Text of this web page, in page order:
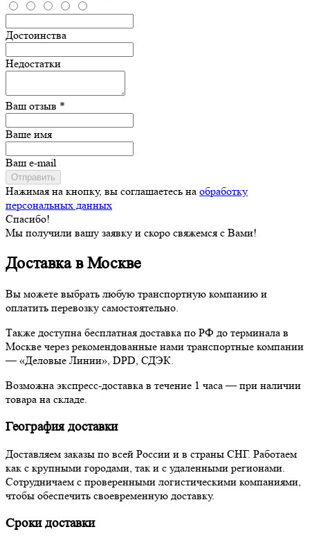
Достоинства
Недостатки
Ваш отзыв *
Ваше имя
Ваш e-mail
Отправить
Нажимая на кнопку, вы соглашаетесь на обработку
персональных данных
Спасибо!
Мы получили вашу заявку и скоро свяжемся с Вами!
Доставка в Москве
Вы можете выбрать любую транспортную компанию и
оплатить перевозку самостоятельно.
Также доступна бесплатная доставка по РФ до терминала в
Москве через рекомендованные нами транспортные компании
— «Деловые Линии», DPD, СДЭК.
Возможна экспресс-доставка в течение 1 часа — при наличии
товара на складе.
География доставки
Доставляем заказы по всей России и в страны СНГ. Работаем
как с крупными городами, так и с удаленными регионами.
Сотрудничаем с проверенными логистическими компаниями,
чтобы обеспечить своевременную доставку.
Сроки доставки